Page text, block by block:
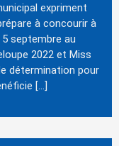
expriment
à concourir à
septembre au
2022 et Miss
détermination pour
[…]